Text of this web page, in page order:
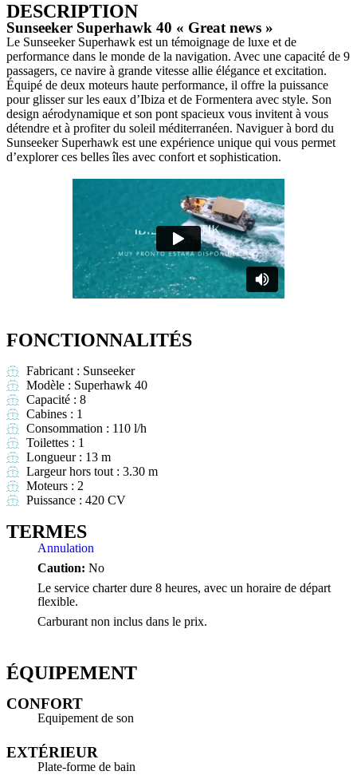
DESCRIPTION
Sunseeker Superhawk 40 « Great news »
Le Sunseeker Superhawk est un témoignage de luxe et de
performance dans le monde de la navigation. Avec une capacité de 9
passagers, ce navire à grande vitesse allie élégance et excitation.
Équipé de deux moteurs haute performance, il offre la puissance
pour glisser sur les eaux d’Ibiza et de Formentera avec style. Son
design aérodynamique et son pont spacieux vous invitent à vous
détendre et à profiter du soleil méditerranéen. Naviguer à bord du
Sunseeker Superhawk est une expérience unique qui vous permet
d’explorer ces belles îles avec confort et sophistication.
FONCTIONNALITÉS
Fabricant : Sunseeker
Modèle : Superhawk 40
Capacité : 8
Cabines : 1
Consommation : 110 l/h
Toilettes : 1
Longueur : 13 m
Largeur hors tout : 3.30 m
Moteurs : 2
Puissance : 420 CV
TERMES
Annulation
Caution: No
Le service charter dure 8 heures, avec un horaire de départ
flexible.
Carburant non inclus dans le prix.
ÉQUIPEMENT
CONFORT
Equipement de son
EXTÉRIEUR
Plate-forme de bain